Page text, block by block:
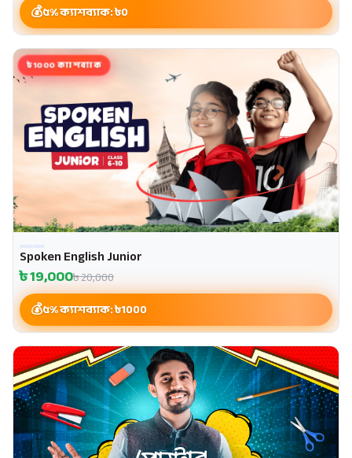
৫% ক্যাশব্যাক: ৳0
৳1000 ক্যাশব্যাক
Spoken English Junior
৳19,000৳20,000
৫% ক্যাশব্যাক: ৳1000